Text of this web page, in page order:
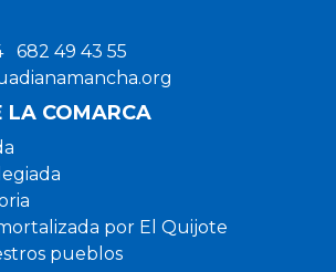
682 49 43 55
LA COMARCA
por El Quijote
pueblos